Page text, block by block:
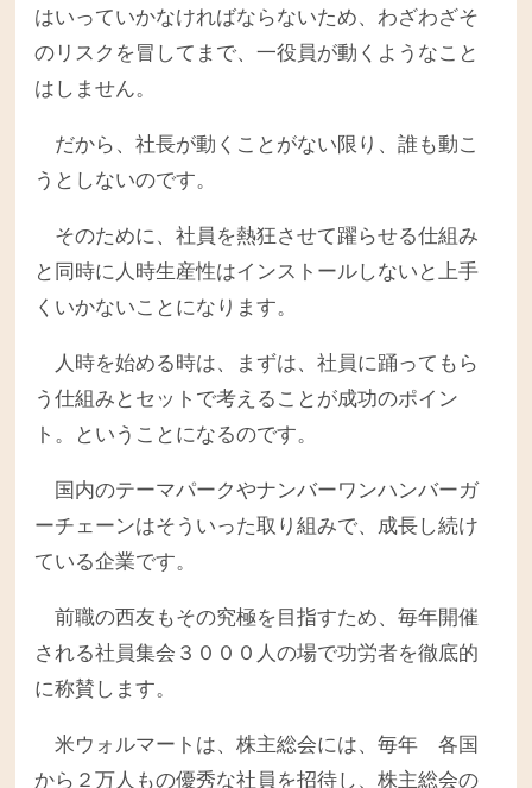
はいっていかなければならないため、わざわざそ
のリスクを冒してまで、一役員が動くようなこと
はしません。
だから、社長が動くことがない限り、誰も動こ
うとしないのです。
そのために、社員を熱狂させて躍らせる仕組み
と同時に人時生産性はインストールしないと上手
くいかないことになります。
人時を始める時は、まずは、社員に踊ってもら
う仕組みとセットで考えることが成功のポイン
ト。ということになるのです。
国内のテーマパークやナンバーワンハンバーガ
ーチェーンはそういった取り組みで、成長し続け
ている企業です。
前職の西友もその究極を目指すため、毎年開催
される社員集会３０００人の場で功労者を徹底的
に称賛します。
米ウォルマートは、株主総会には、毎年 各国
から２万人もの優秀な社員を招待し、株主総会の